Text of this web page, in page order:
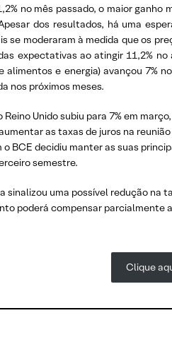
no mês passado, o maior
dos resultados, há uma
se moderaram à medida que os
expectativas ao atingir 11,2%
e energia) avançou 7%
nos próximos meses.
Unido subiu para 7% em
as taxas de juros na
BCE decidiu manter as suas
semestre.
sinalizou uma possível redução
poderá compensar
Clique